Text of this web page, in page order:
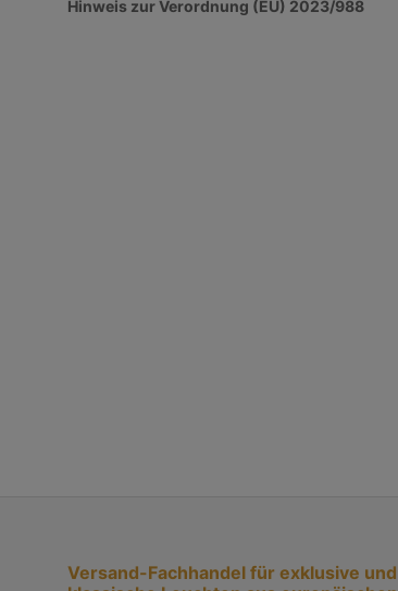
Hinweis zur Verordnung (EU) 2023/988
Versand-Fachhandel für exklusive und